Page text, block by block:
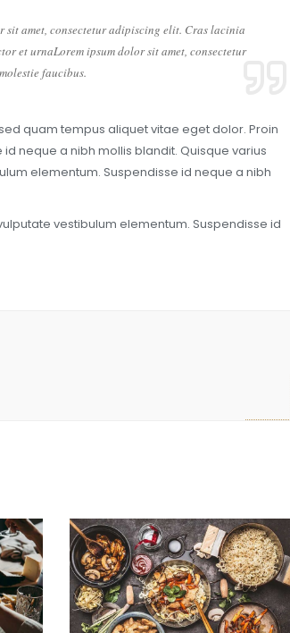
sit amet, consectetur adipiscing elit. Cras lacinia
et urnaLorem ipsum dolor sit amet, consectetur
faucibus.
quam tempus aliquet vitae eget dolor. Proin
neque a nibh mollis blandit. Quisque varius
elementum. Suspendisse id neque a nibh
vestibulum elementum. Suspendisse id